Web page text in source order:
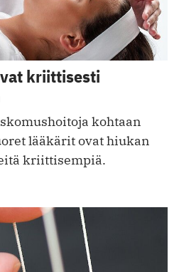
kriittisesti
kohtaan
lääkärit ovat hiukan
kriittisempiä.